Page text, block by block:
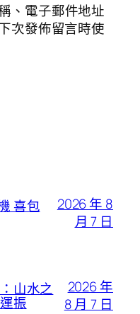
、電子郵件地址
次發佈留言時使
喜包
2026 年 8
月 7 日
山水之
振
2026 年
8 月 7 日